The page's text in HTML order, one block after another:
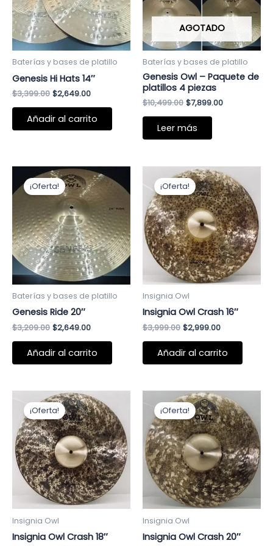
Baterías y bases de platillo
Genesis Hi Hats 14″
$3,399.00 $2,649.00
Añadir al carrito
AGOTADO
Baterías y bases de platillo
Genesis Owl – Paquete de
platillos 4 piezas
$10,499.00 $7,899.00
Leer más
¡Oferta!
Baterías y bases de platillo
Genesis Ride 20″
$3,209.00
El
precio
original
era:
$3,209.00.
$2,649.00
El
precio
actual
es:
$2,649.00.
Añadir al carrito
¡Oferta!
Insignia Owl
Insignia Owl Crash 16″
$3,999.00
El
precio
original
era:
$3,999.00.
$2,999.00
El
precio
actual
es:
$2,999.00.
Añadir al carrito
¡Oferta!
Insignia Owl
Insignia Owl Crash 18″
El
precio
original
era:
$4,299.00.
El
precio
actual
es:
$3,199.00.
¡Oferta!
Insignia Owl
Insignia Owl Crash 20″
El
precio
original
era:
$4,399.00.
El
precio
actual
es:
$3,299.00.